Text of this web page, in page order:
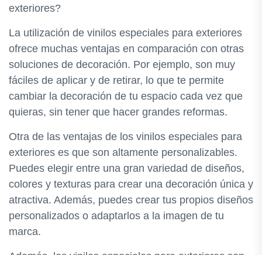
exteriores?
La utilización de vinilos especiales para exteriores
ofrece muchas ventajas en comparación con otras
soluciones de decoración. Por ejemplo, son muy
fáciles de aplicar y de retirar, lo que te permite
cambiar la decoración de tu espacio cada vez que
quieras, sin tener que hacer grandes reformas.
Otra de las ventajas de los vinilos especiales para
exteriores es que son altamente personalizables.
Puedes elegir entre una gran variedad de diseños,
colores y texturas para crear una decoración única y
atractiva. Además, puedes crear tus propios diseños
personalizados o adaptarlos a la imagen de tu
marca.